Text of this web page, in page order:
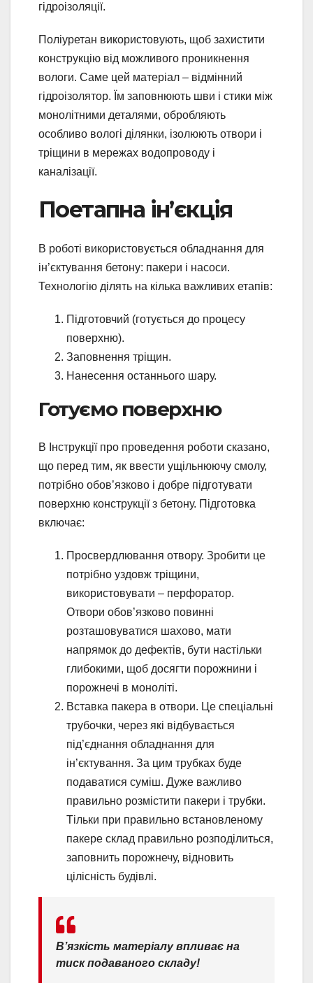
гідроізоляції.
Поліуретан використовують, щоб захистити
конструкцію від можливого проникнення
вологи. Саме цей матеріал – відмінний
гідроізолятор. Їм заповнюють шви і стики між
монолітними деталями, обробляють
особливо вологі ділянки, ізолюють отвори і
тріщини в мережах водопроводу і
каналізації.
Поетапна ін’єкція
В роботі використовується обладнання для
ін’єктування бетону: пакери і насоси.
Технологію ділять на кілька важливих етапів:
Підготовчий (готується до процесу
поверхню).
Заповнення тріщин.
Нанесення останнього шару.
Готуємо поверхню
В Інструкції про проведення роботи сказано,
що перед тим, як ввести ущільнюючу смолу,
потрібно обов’язково і добре підготувати
поверхню конструкції з бетону. Підготовка
включає:
Просвердлювання отвору. Зробити це
потрібно уздовж тріщини,
використовувати – перфоратор.
Отвори обов’язково повинні
розташовуватися шахово, мати
напрямок до дефектів, бути настільки
глибокими, щоб досягти порожнини і
порожнечі в моноліті.
Вставка пакера в отвори. Це спеціальні
трубочки, через які відбувається
під’єднання обладнання для
ін’єктування. За цим трубках буде
подаватися суміш. Дуже важливо
правильно розмістити пакери і трубки.
Тільки при правильно встановленому
пакере склад правильно розподілиться,
заповнить порожнечу, відновить
цілісність будівлі.
В’язкість матеріалу впливає на
тиск подаваного складу!